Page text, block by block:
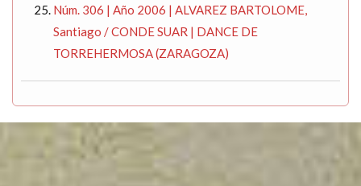
Núm. 306 | Año 2006 | ALVAREZ BARTOLOME,
Santiago / CONDE SUAR | DANCE DE
TORREHERMOSA (ZARAGOZA)